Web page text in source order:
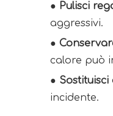
● Pulisci
aggressivi.
●
calore può
●
incidente.